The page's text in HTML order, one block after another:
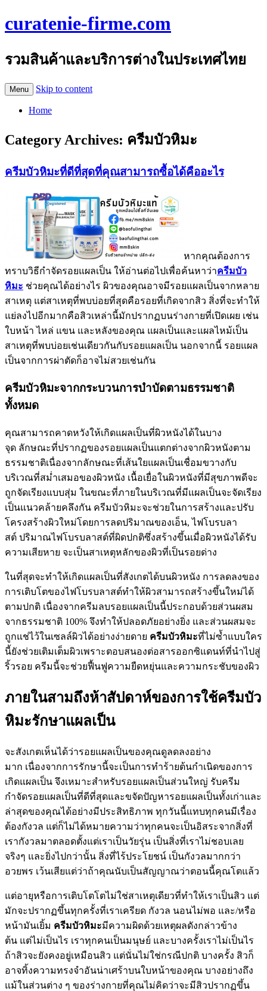
curatenie-firme.com
รวมสินค้าและบริการต่างในประเทศไทย
Menu Skip to content
Home
Category Archives: ครีมบัวหิมะ
ครีมบัวหิมะที่ดีที่สุดที่คุณสามารถซื้อได้คืออะไร
หากคุณต้องการ
ทราบวิธีกำจัดรอยแผลเป็น ให้อ่านต่อไปเพื่อค้นหาว่าครีมบัว
หิมะ ช่วยคุณได้อย่างไร ผิวของคุณอาจมีรอยแผลเป็นจากหลาย
สาเหตุ แต่สาเหตุที่พบบ่อยที่สุดคือรอยที่เกิดจากสิว สิ่งที่จะทำให้
แย่ลงไปอีกมากคือสิวเหล่านี้มักปรากฏบนร่างกายที่เปิดเผย เช่น
ใบหน้า ไหล่ แขน และหลังของคุณ แผลเป็นและแผลไหม้เป็น
สาเหตุที่พบบ่อยเช่นเดียวกันกับรอยแผลเป็น นอกจากนี้ รอยแผล
เป็นจากการผ่าตัดก็อาจไม่สวยเช่นกัน
ครีมบัวหิมะจากกระบวนการบำบัดตามธรรมชาติ
ทั้งหมด
คุณสามารถคาดหวังให้เกิดแผลเป็นที่ผิวหนังได้ในบาง
จุด ลักษณะที่ปรากฏของรอยแผลเป็นแตกต่างจากผิวหนังตาม
ธรรมชาติเนื่องจากลักษณะที่เส้นใยแผลเป็นเชื่อมขวางกับ
บริเวณที่สม่ำเสมอของผิวหนัง เนื้อเยื่อในผิวหนังที่มีสุขภาพดีจะ
ถูกจัดเรียงแบบสุ่ม ในขณะที่ภายในบริเวณที่มีแผลเป็นจะจัดเรียง
เป็นแนวคล้ายคลึงกัน ครีมบัวหิมะจะช่วยในการสร้างและปรับ
โครงสร้างผิวใหม่โดยการลดปริมาณของเอ็น, ไฟโบรบลา
สต์ ปริมาณไฟโบรบลาสต์ที่ผิดปกติซึ่งสร้างขึ้นเมื่อผิวหนังได้รับ
ความเสียหาย จะเป็นสาเหตุหลักของผิวที่เป็นรอยด่าง
ในที่สุดจะทำให้เกิดแผลเป็นที่สังเกตได้บนผิวหนัง การลดลงของ
การเติบโตของไฟโบรบลาสต์ทำให้ผิวสามารถสร้างขึ้นใหม่ได้
ตามปกติ เนื่องจากครีมลบรอยแผลเป็นนี้ประกอบด้วยส่วนผสม
จากธรรมชาติ 100% จึงทำให้ปลอดภัยอย่างยิ่ง และส่วนผสมจะ
ถูกแช่ไว้ในเซลล์ผิวได้อย่างง่ายดาย ครีมบัวหิมะที่ไม่ซ้ำแบบใคร
นี้ยังช่วยเติมเต็มผิวเพราะตอบสนองต่อสารออกซิแดนท์ที่นำไปสู่
ริ้วรอย ครีมนี้จะช่วยฟื้นฟูความยืดหยุ่นและความกระชับของผิว
ภายในสามถึงห้าสัปดาห์ของการใช้ครีมบัว
หิมะรักษาแผลเป็น
จะสังเกตเห็นได้ว่ารอยแผลเป็นของคุณดูลดลงอย่าง
มาก เนื่องจากการรักษานี้จะเป็นการทำร้ายต้นกำเนิดของการ
เกิดแผลเป็น จึงเหมาะสำหรับรอยแผลเป็นส่วนใหญ่ รับครีม
กำจัดรอยแผลเป็นที่ดีที่สุดและขจัดปัญหารอยแผลเป็นทั้งเก่าและ
ล่าสุดของคุณได้อย่างมีประสิทธิภาพ ทุกวันนี้แทบทุกคนมีเรื่อง
ต้องกังวล แต่ก็ไม่ได้หมายความว่าทุกคนจะเป็นอิสระจากสิ่งที่
เรากังวลมาตลอดตั้งแต่เราเป็นวัยรุ่น เป็นสิ่งที่เราไม่ชอบเลย
จริงๆ และยิ่งไปกว่านั้น สิ่งที่ไร้ประโยชน์ เป็นกังวลมากกว่า
อวยพร เว้นเสียแต่ว่าถ้าคุณนับเป็นสัญญาณว่าตอนนี้คุณโตแล้ว
แต่อายุหรือการเติบโตโตไม่ใช่สาเหตุเดียวที่ทำให้เราเป็นสิว แต่
มักจะปรากฏขึ้นทุกครั้งที่เราเครียด กังวล นอนไม่พอ และ/หรือ
หน้ามันเยิ้ม ครีมบัวหิมะมีความผิดด้วยเหตุผลดังกล่าวข้าง
ต้น แต่ไม่เป็นไร เราทุกคนเป็นมนุษย์ และบางครั้งเราไม่เป็นไร
ถ้าสิวจะยังคงอยู่เหมือนสิว แต่นั่นไม่ใช่กรณีปกติ บางครั้ง สิวก็
อาจทิ้งความทรงจำอันน่าเศร้าบนใบหน้าของคุณ บางอย่างถึง
แม้ในส่วนต่าง ๆ ของร่างกายที่คุณไม่คิดว่าจะมีสิวปรากฏขึ้น